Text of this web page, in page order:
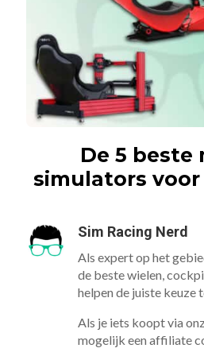
De 5 beste
simulators voor
Sim Racing Nerd
Als expert op het
de beste wielen,
helpen de juiste keuze
Als je iets koopt via
mogelijk een affiliate